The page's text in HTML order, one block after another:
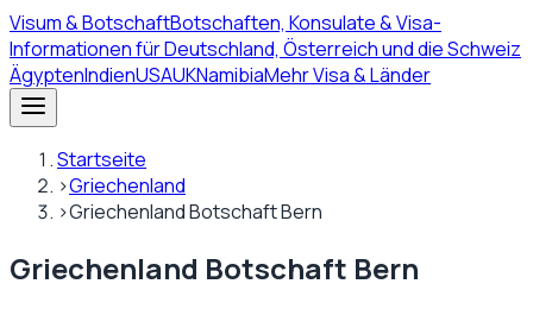
Visum& BotschaftBotschaften, Konsulate & Visa-
Informationen für Deutschland, Österreich und die Schweiz
ÄgyptenIndienUSAUKNamibiaMehr Visa & Länder
Startseite
›Griechenland
›Griechenland Botschaft Bern
Griechenland Botschaft Bern